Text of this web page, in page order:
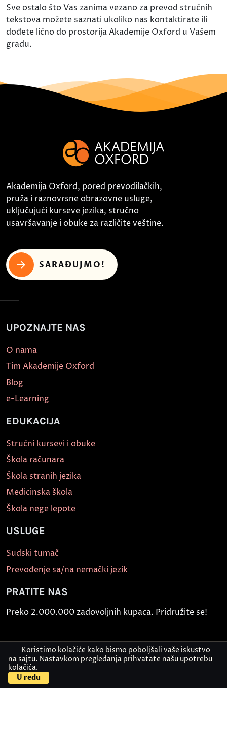
Sve ostalo što Vas zanima vezano za prevod stručnih
tekstova možete saznati ukoliko nas kontaktirate ili
dođete lično do prostorija Akademije Oxford u Vašem
gradu.
Akademija Oxford, pored prevodilačkih,
pruža i raznovrsne obrazovne usluge,
uključujući kurseve jezika, stručno
usavršavanje i obuke za različite veštine.
SARAĐUJMO!
UPOZNAJTE NAS
O nama
Tim Akademije Oxford
Blog
e-Learning
EDUKACIJA
Stručni kursevi i obuke
Škola računara
Škola stranih jezika
Medicinska škola
Škola nege lepote
USLUGE
Sudski tumač
Prevođenje sa/na nemački jezik
PRATITE NAS
Preko 2.000.000 zadovoljnih kupaca. Pridružite se!
Koristimo kolačiće kako bismo poboljšali vaše iskustvo
na sajtu. Nastavkom pregledanja prihvatate našu upotrebu
kolačića.
U redu